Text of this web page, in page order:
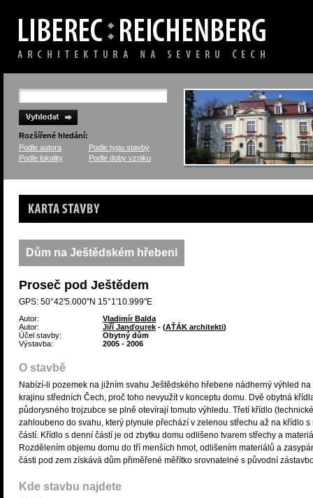
Rozšířené hledání:
Podle autora
Podle typu stavby
Podle lokality
Podle doby vzniku
Karta stavby
Dům na Ještědském hřebeni
Proseč pod Ještědem
GPS: 50°42'5.000"N 15°1'10.999"E
Autor:
Vladimír Balda
Autor:
Jiří Janďourek - (AŤÁK architekti)
Účel stavby:
Obytný dům
Výstavba:
2005 - 2006
O stavbě
Nabízí-li pozemek na jižním svahu Ještědského hřebene nádherný výhled na
krajinu středních Čech, proč toho nevyužít v konceptu domu. Dvě obytná
půdorysného trojzubce se plně otevírají tomuto výhledu. Třetí křídlo
zahloubeno do svahu, který plynule přechází v zelenou střechu až na křídlo s
částí. Křídlo s denní částí je od zbytku domu odlišeno tvarem střechy a
Rozdělením objemu domu do tří menších hmot, odlišením materiálů a
části pod zem získává dům přiměřené měřítko srovnatelné s původní
Kde stavbu najdete